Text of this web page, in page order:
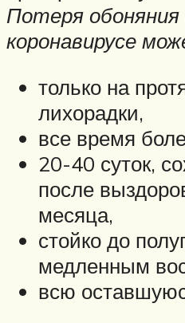
Потеря обоняния
коронавирусе
только на
лихорадки,
все время
20-40 суток,
после
месяца,
стойко до
медленным
всю